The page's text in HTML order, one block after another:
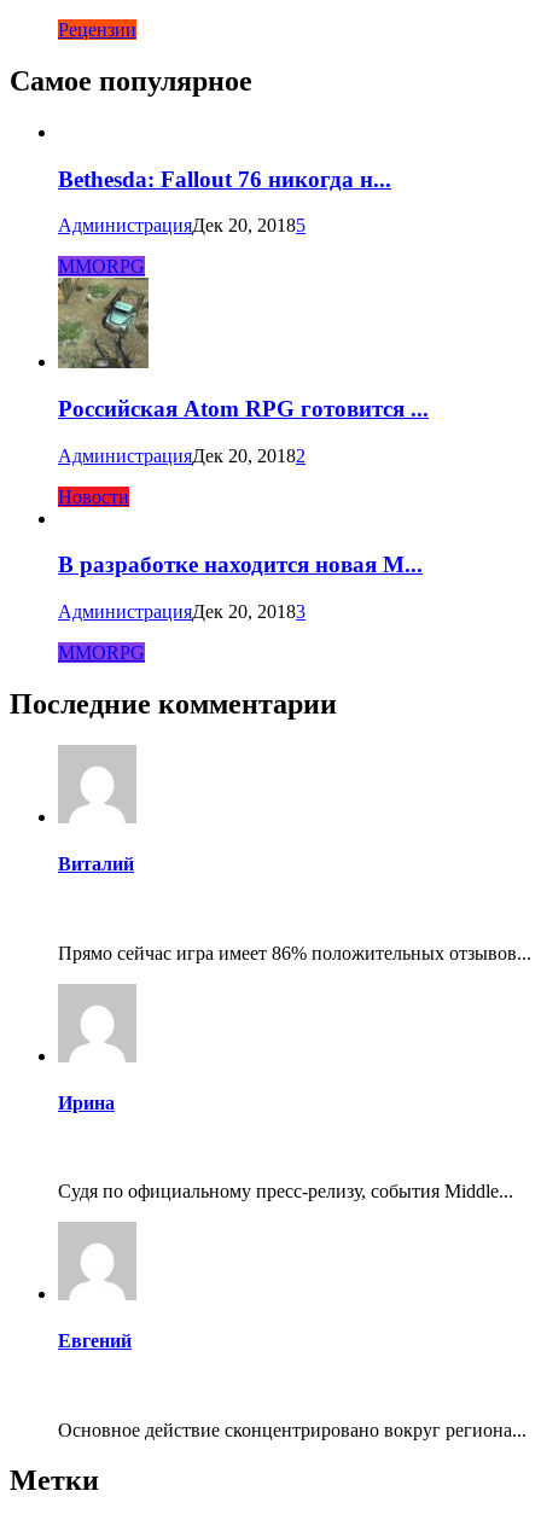
Рецензии
Самое популярное
Bethesda: Fallout 76 никогда н...
АдминистрацияДек 20, 20185
MMORPG
Российская Atom RPG готовится ...
АдминистрацияДек 20, 20182
Новости
В разработке находится новая M...
АдминистрацияДек 20, 20183
MMORPG
Последние комментарии
Виталий
Прямо сейчас игра имеет 86% положительных отзывов...
Ирина
Судя по официальному пресс-релизу, события Middle...
Евгений
Основное действие сконцентрировано вокруг региона...
Метки